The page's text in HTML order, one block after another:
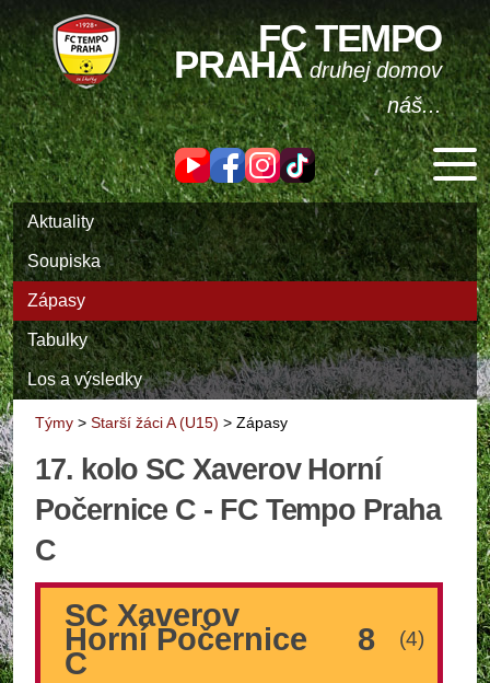
FC TEMPO
PRAHAdruhej domov
náš...
Aktuality
Soupiska
Zápasy
Tabulky
Los a výsledky
Týmy > Starší žáci A (U15) > Zápasy
17. kolo SC Xaverov Horní
Počernice C - FC Tempo Praha
C
SC Xaverov
Horní Počernice
C
8 (4)